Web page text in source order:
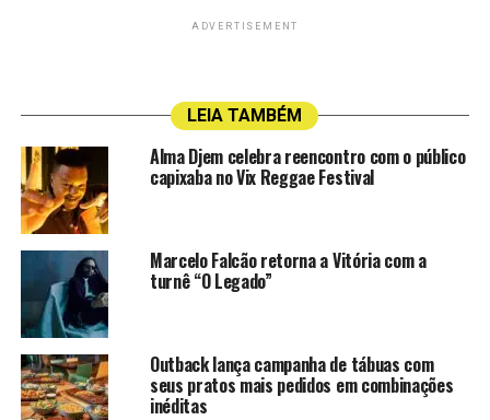
Gerente está garantido com playground e ainda tem um
Para quem curte adrenalina, não pode deixar de conferir
o Bike Park, com três tipos de circuitos e de níveis
variados, além das trilhas ecológicas.
Já para os apreciadores de um bom licor, não podem
deixar de experimentar as produções da marca, feitos
com a cachaça Reserva do Gerente e frutas frescas da
região. E, claro, conhecer as cachaças e parte da
produção no local.
ADVERTISEMENT
LEIA TAMBÉM
Alma Djem celebra reencontro com o público
capixaba no Vix Reggae Festival
Marcelo Falcão retorna a Vitória com a
turnê “O Legado”
Outback lança campanha de tábuas com
seus pratos mais pedidos em combinações
inéditas